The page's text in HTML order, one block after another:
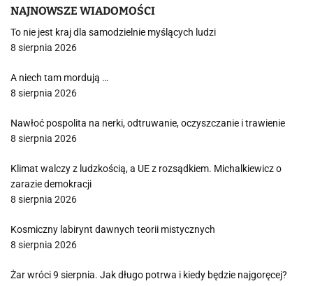
NAJNOWSZE WIADOMOŚCI
To nie jest kraj dla samodzielnie myślących ludzi
8 sierpnia 2026
A niech tam mordują …
8 sierpnia 2026
Nawłoć pospolita na nerki, odtruwanie, oczyszczanie i trawienie
8 sierpnia 2026
Klimat walczy z ludzkością, a UE z rozsądkiem. Michalkiewicz o
zarazie demokracji
8 sierpnia 2026
Kosmiczny labirynt dawnych teorii mistycznych
8 sierpnia 2026
Żar wróci 9 sierpnia. Jak długo potrwa i kiedy będzie najgoręcej?